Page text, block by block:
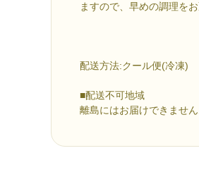
ますので、早めの調理をお
配送方法:クール便(冷凍)
■配送不可地域
離島にはお届けできません